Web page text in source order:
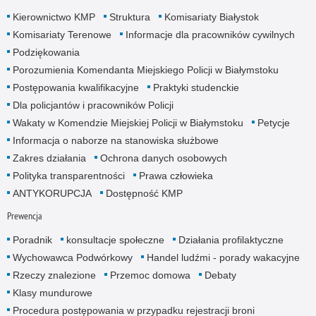
Kierownictwo KMP Struktura
Komisariaty Białystok
Komisariaty Terenowe
Informacje dla pracowników cywilnych
Podziękowania
Porozumienia Komendanta Miejskiego Policji w Białymstoku
Postępowania kwalifikacyjne
Praktyki studenckie
Dla policjantów i pracowników Policji
Wakaty w Komendzie Miejskiej Policji w Białymstoku
Petycje
Informacja o naborze na stanowiska służbowe
Zakres działania
Ochrona danych osobowych
Polityka transparentności
Prawa człowieka
ANTYKORUPCJA
Dostępność KMP
Prewencja
Poradnik konsultacje społeczne
Działania profilaktyczne
Wychowawca Podwórkowy
Handel ludźmi - porady wakacyjne
Rzeczy znalezione
Przemoc domowa
Debaty
Klasy mundurowe
Procedura postępowania w przypadku rejestracji broni